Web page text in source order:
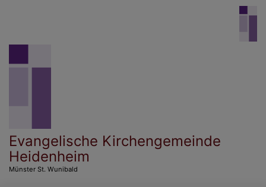
Evangelische Kirchengemeinde
Heidenheim
Münster St. Wunibald